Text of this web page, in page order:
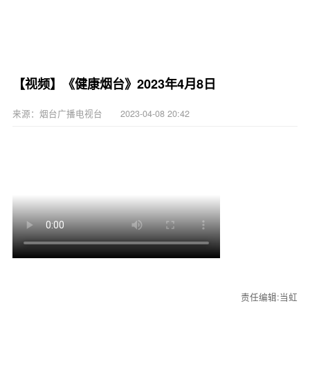
【视频】《健康烟台》2023年4月8日
来源：烟台广播电视台 2023-04-08 20:42
责任编辑:当虹